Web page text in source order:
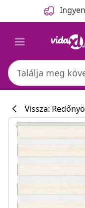
Vissza: